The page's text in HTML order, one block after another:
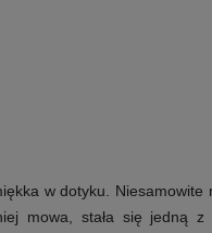
w dotyku. Niesamowite
mowa, stała się jedną z